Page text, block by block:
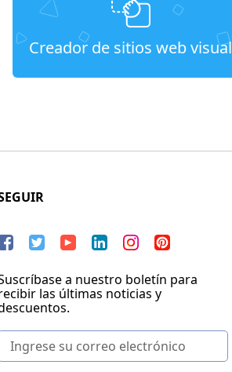
Creador de sitios web visual
a nuestro boletín para
las últimas noticias y